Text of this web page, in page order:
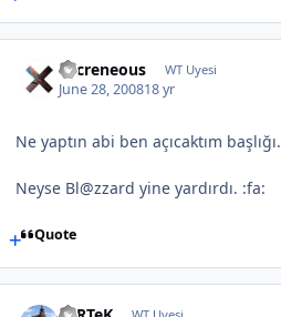
Sacreneous WT Uyesi
June 28, 200818 yr
Ne yaptın abi ben açıcaktım başlığı.
Neyse Bl@zzard yine yardırdı. :fa:
Quote